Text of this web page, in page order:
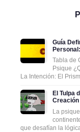
Guía
Tabla de
Psique
La Intención: El
El Tulpa
La
que desafían la